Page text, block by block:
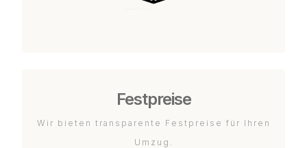
Festpreise
Wir bieten transparente Festpreise für Ihren
Umzug.